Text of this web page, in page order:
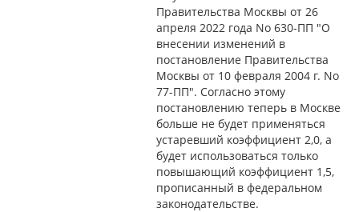
Правительства Москвы от 26
апреля 2022 года No 630-ПП "О
внесении изменений в
постановление Правительства
Москвы от 10 февраля 2004 г. No
77-ПП". Согласно этому
постановлению теперь в Москве
больше не будет применяться
устаревший коэффициент 2,0, а
будет использоваться только
повышающий коэффициент 1,5,
прописанный в федеральном
законодательстве.